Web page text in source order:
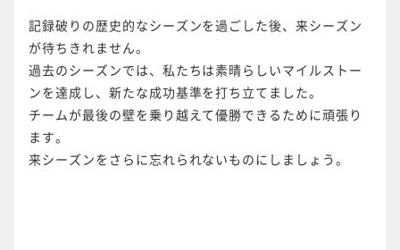
記録破りの歴史的なシーズンを過ごした後、来シーズン
が待ちきれません。
過去のシーズンでは、私たちは素晴らしいマイルストー
ンを達成し、新たな成功基準を打ち立てました。
チームが最後の壁を乗り越えて優勝できるために頑張り
ます。
来シーズンをさらに忘れられないものにしましょう。